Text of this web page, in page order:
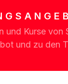
und Kurse von
und zu den